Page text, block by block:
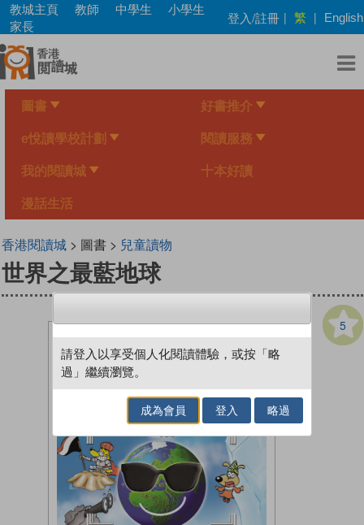
Skip
main
content
教城主頁 教師 中學生
小學生
家長
登入/註冊 | 繁 | English
圖書 好書推介
e悅讀學校計劃 閱讀服務
我的閱讀城 十本好讀
漫話生活
香港閱讀城> 圖書 > 兒童讀物
世界之最藍地球
5
請登入以享受個人化閱讀體驗，或按「略
過」繼續瀏覽。
成為會員 登入 略過